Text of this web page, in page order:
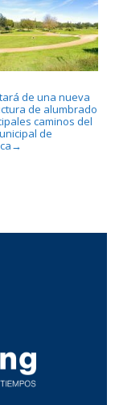
de una nueva
de alumbrado
caminos del
de
→